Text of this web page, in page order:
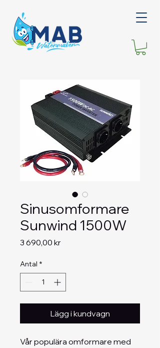
Sinusomformare
Sunwind 1500W
3 690,00 kr
Antal *
Lägg i kundvagn
Vår populära omformare med